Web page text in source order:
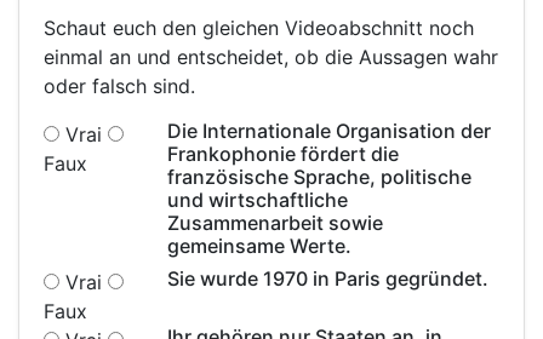
Schaut euch den gleichen Videoabschnitt noch
einmal an und entscheidet, ob die Aussagen wahr
oder falsch sind.
Vrai
Faux
Die Internationale Organisation der
Frankophonie fördert die
französische Sprache, politische
und wirtschaftliche
Zusammenarbeit sowie
gemeinsame Werte.
Vrai
Faux
Sie wurde 1970 in Paris gegründet.